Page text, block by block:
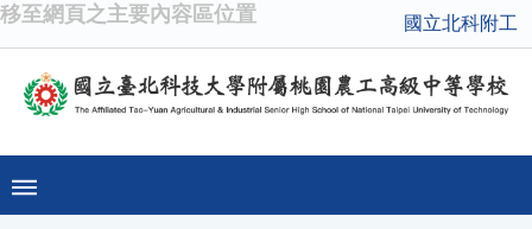
移至網頁之主要內容區位置 國立北科附工